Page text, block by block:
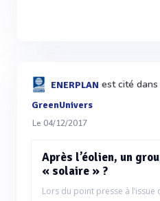
ENERPLAN est cité
GreenUnivers
Le 04/12/2017
Après l’éolien, un
« solaire » ?
Lors du point presse à l’issue